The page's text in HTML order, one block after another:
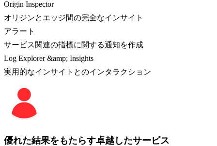
Origin Inspector
オリジンとエッジ間の完全なインサイト
アラート
サービス関連の指標に関する通知を作成
Log Explorer &amp; Insights
実用的なインサイトとのインタラクション
優れた結果をもたらす卓越したサービス